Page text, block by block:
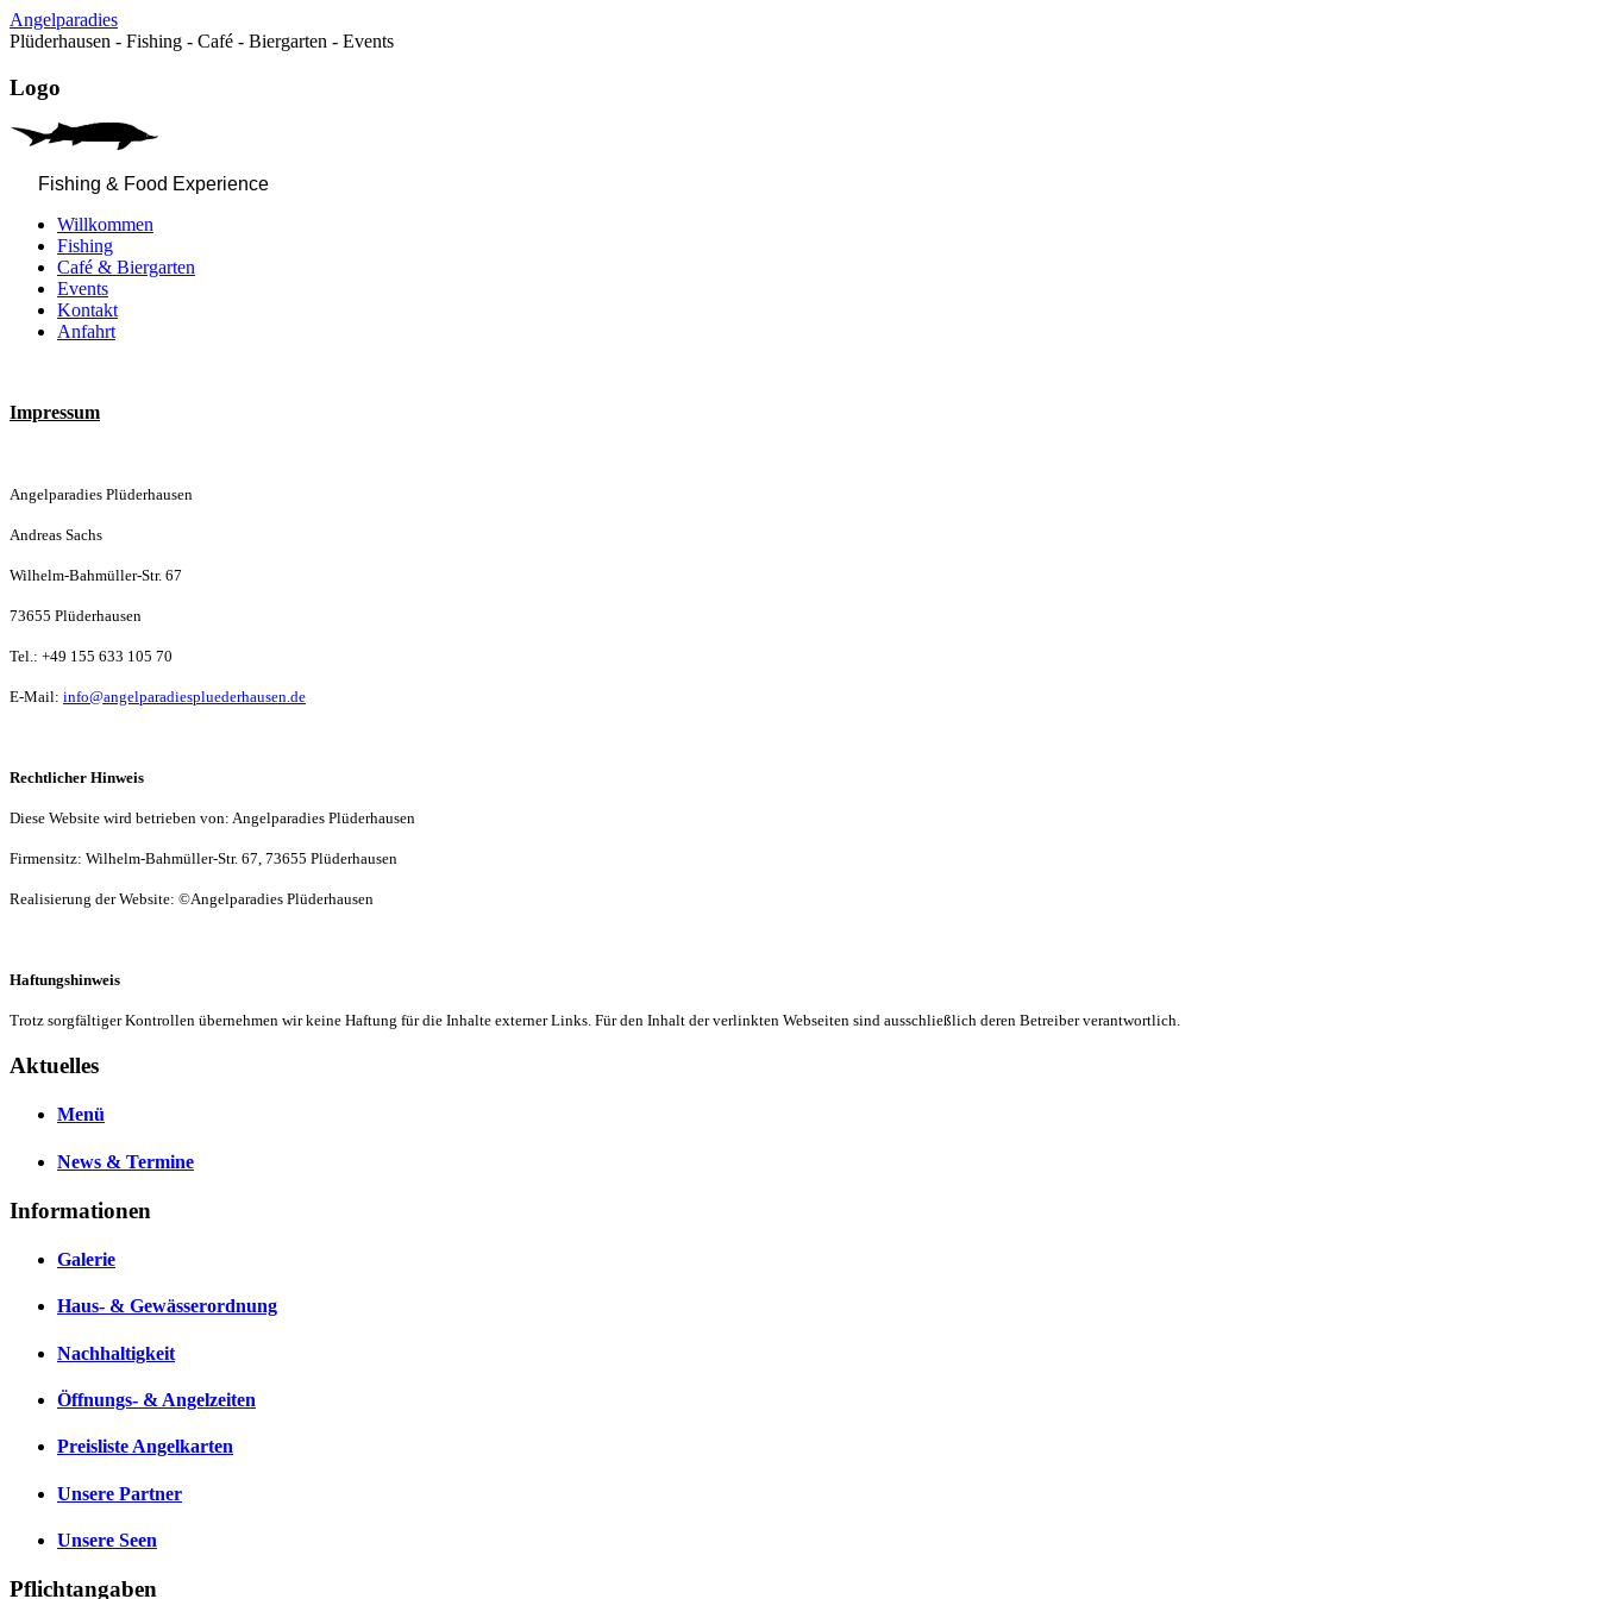
Angelparadies
Plüderhausen - Fishing - Café - Biergarten - Events
Logo
Fishing & Food Experience
Willkommen
Fishing
Café & Biergarten
Events
Kontakt
Anfahrt
Impressum
Angelparadies Plüderhausen
Andreas Sachs
Wilhelm-Bahmüller-Str. 67
73655 Plüderhausen
Tel.: +49 155 633 105 70
E-Mail: info@angelparadiespluederhausen.de
Rechtlicher Hinweis
Diese Website wird betrieben von: Angelparadies Plüderhausen
Firmensitz: Wilhelm-Bahmüller-Str. 67, 73655 Plüderhausen
Realisierung der Website: ©Angelparadies Plüderhausen
Haftungshinweis
Trotz sorgfältiger Kontrollen übernehmen wir keine Haftung für die Inhalte externer Links. Für den Inhalt der verlinkten Webseiten sind ausschließlich deren Betreiber verantwortlich.
Aktuelles
Menü
News & Termine
Informationen
Galerie
Haus- & Gewässerordnung
Nachhaltigkeit
Öffnungs- & Angelzeiten
Preisliste Angelkarten
Unsere Partner
Unsere Seen
Pflichtangaben